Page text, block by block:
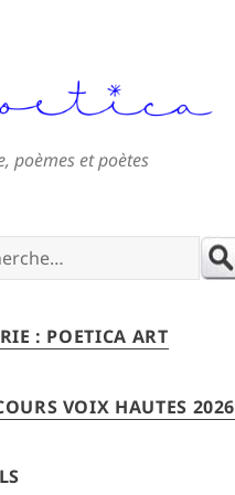
poèmes et poètes
: POETICA ART
VOIX HAUTES 2026